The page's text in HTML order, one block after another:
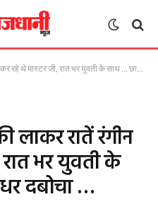
जी, रात भर युवती के साथ … छात्रों ने ऐसे धर दबोचा …
लाकर रातें रंगीन
भर युवती के
दबोचा …